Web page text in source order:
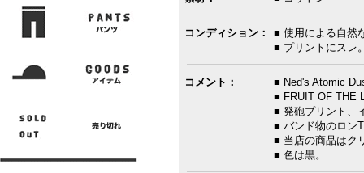
コンディション：
■ 使用による自然
■ プリントにスレ
コメント：
■ Ned's Atomic
■ FRUIT OF THE
■ 発砲プリント、
■ バンド物のロン
■ 当店の商品はク
■ 色は黒。